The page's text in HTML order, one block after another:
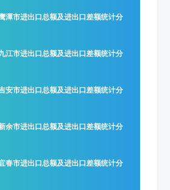
潭市进出口总额及进出口差额统计分
江市进出口总额及进出口差额统计分
安市进出口总额及进出口差额统计分
余市进出口总额及进出口差额统计分
春市进出口总额及进出口差额统计分